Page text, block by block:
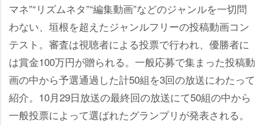
マネ”“リズムネタ”“編集動画”などのジャンルを一切問
わない、垣根を超えたジャンルフリーの投稿動画コン
テスト。審査は視聴者による投票で行われ、優勝者に
は賞金100万円が贈られる。一般応募で集まった投稿動
画の中から予選通過した計50組を3回の放送にわたって
紹介。10月29日放送の最終回の放送にて50組の中から
一般投票によって選ばれたグランプリが発表される。